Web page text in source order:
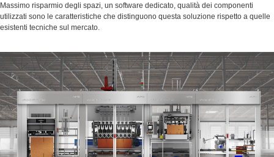
Massimo risparmio degli spazi, un software dedicato, qualità dei componenti
utilizzati sono le caratteristiche che distinguono questa soluzione rispetto a quelle
esistenti tecniche sul mercato.